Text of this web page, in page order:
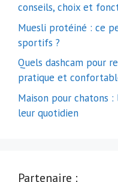
conseils, choix et
Muesli protéiné : ce
sportifs ?
Quels dashcam pour
pratique et
Maison pour chatons
leur quotidien
Partenaire :